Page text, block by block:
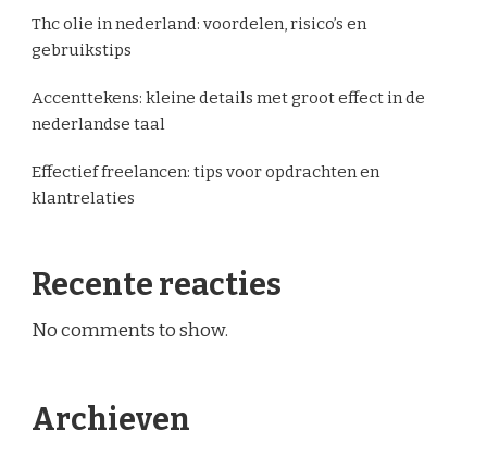
Thc olie in nederland: voordelen, risico’s en
gebruikstips
Accenttekens: kleine details met groot effect in de
nederlandse taal
Effectief freelancen: tips voor opdrachten en
klantrelaties
Recente reacties
No comments to show.
Archieven